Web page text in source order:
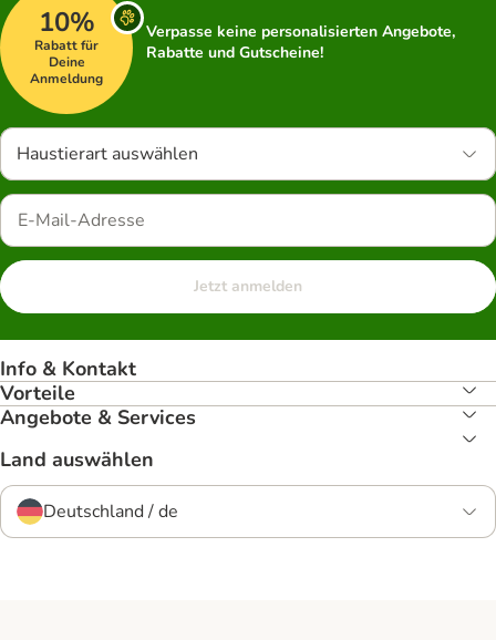
10%
Rabatt für
Deine
Anmeldung
Verpasse keine personalisierten Angebote,
Rabatte und Gutscheine!
Haustierart auswählen
Jetzt anmelden
Info & Kontakt
Vorteile
Angebote & Services
Land auswählen
Deutschland / de